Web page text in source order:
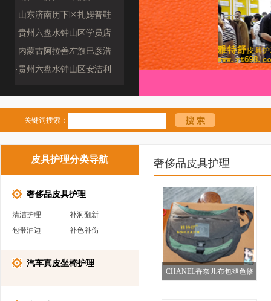
(2509190009
·山东济南历下区扎姆普鞋
包修复工作室（25
·贵州六盘水钟山区学员店
·内蒙古阿拉善左旗巴彦浩
特镇鞋客品质洗护
·贵州六盘水钟山区安洁利
关键词搜索：
皮具护理分类导航
奢侈品皮具护理
清洁护理
补洞翻新
包带油边
补色补伤
汽车真皮坐椅护理
奢侈品皮具护理
CHANEL香奈儿布包褪色修